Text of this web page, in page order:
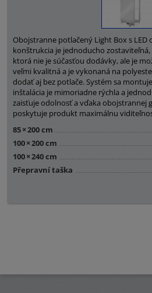
Obojstranne potlačený Light Box s LED
konštrukcia je jednoducho
ktorá nie je súčasťou dodávky, ale je
veľmi kvalitná a je vykonaná na
dodať aj bez potlače. Systém sa
inštalácia je mimoriadne rýchla a
zaisťuje odolnosť a vďaka obojstrannej
poskytuje produkt maximálnu
85×200 cm
100×200 cm
100×240 cm
Přepravní taška